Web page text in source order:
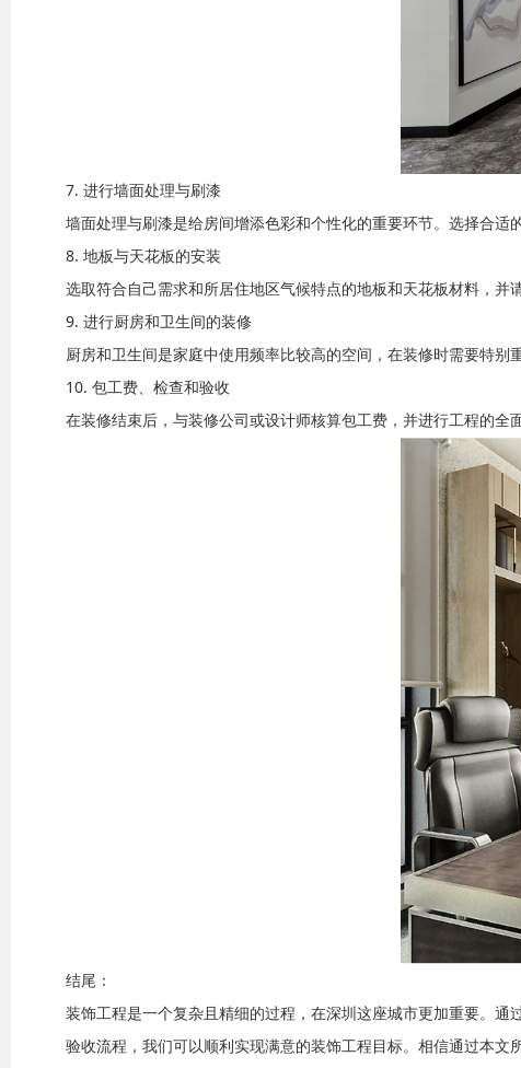
7. 进行墙面处理与刷漆
墙面处理与刷漆是给房间增添色彩和个性化的重要环节。选择合适
8. 地板与天花板的安装
选取符合自己需求和所居住地区气候特点的地板和天花板材料，并
9. 进行厨房和卫生间的装修
厨房和卫生间是家庭中使用频率比较高的空间，在装修时需要特别
10. 包工费、检查和验收
在装修结束后，与装修公司或设计师核算包工费，并进行工程的全
结尾：
装饰工程是一个复杂且精细的过程，在深圳这座城市更加重要。
验收流程，我们可以顺利实现满意的装饰工程目标。相信通过本文